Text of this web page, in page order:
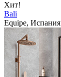
Хит!
Bali
Equipe, Испания